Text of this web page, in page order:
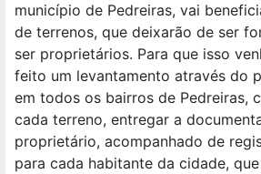
município de Pedreiras, vai
de terrenos, que deixarão de ser
ser proprietários. Para que isso
feito um levantamento através do
em todos os bairros de Pedreiras,
cada terreno, entregar a
proprietário, acompanhado de
para cada habitante da cidade,